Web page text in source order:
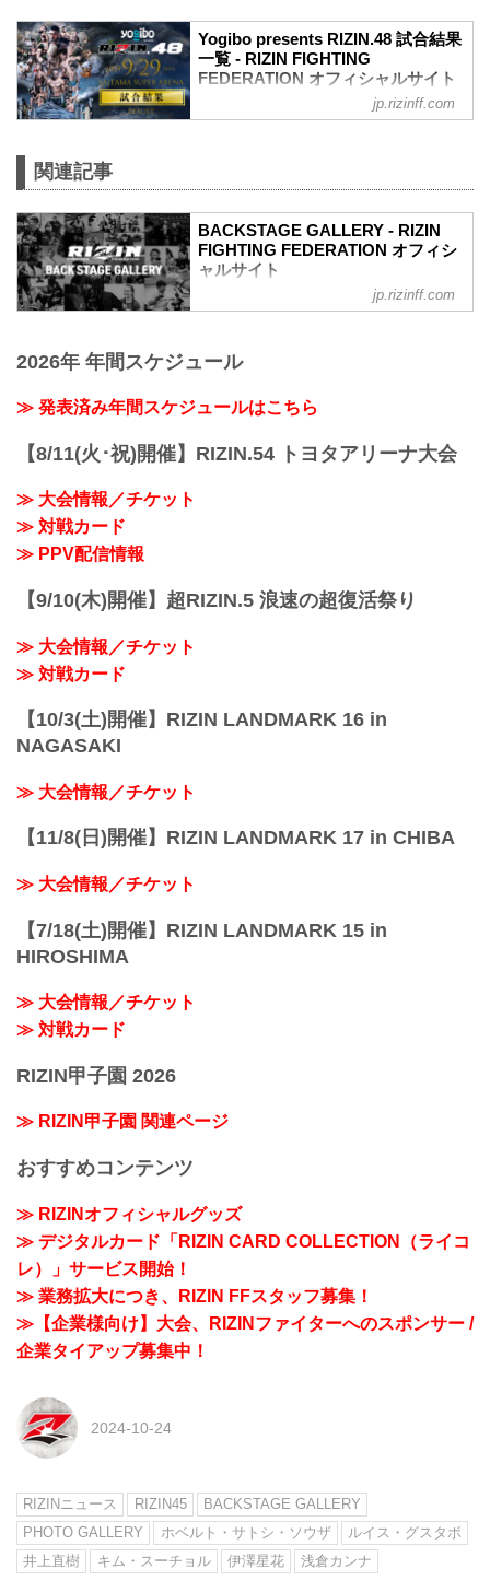
Yogibo presents RIZIN.48 試合結果
一覧 - RIZIN FIGHTING
FEDERATION オフィシャルサイト
第11試合／ホベルト・サトシ・ソウザ
（WIN）ホベルト・サトシ・ソウザ vs.
ルイス・グスタボ（LOSE）
1R 21秒 TKO（レフェリーストップ：グ
ラウンドパンチ）
≫ 試合結果詳細
第10試合／井上直樹 vs. キム・スーチョ
ル
RIZIN MMAルール：5分 3R（61.0kg）
（LOSE）
1R 3分5...
jp.rizinff.com
関連記事
BACKSTAGE GALLERY - RIZIN
FIGHTING FEDERATION オフィシ
ャルサイト
BACKSTAGE GALLERY の記事一覧 - 格
イジン ファイティング フェデレーショ
いきます。
jp.rizinff.com
2026年 年間スケジュール
≫ 発表済み年間スケジュールはこちら
【8/11(火･祝)開催】RIZIN.54 トヨタアリーナ大会
≫ 大会情報／チケット
≫ 対戦カード
≫ PPV配信情報
【9/10(木)開催】超RIZIN.5 浪速の超復活祭り
≫ 大会情報／チケット
≫ 対戦カード
【10/3(土)開催】RIZIN LANDMARK 16 in
NAGASAKI
≫ 大会情報／チケット
【11/8(日)開催】RIZIN LANDMARK 17 in CHIBA
≫ 大会情報／チケット
【7/18(土)開催】RIZIN LANDMARK 15 in
HIROSHIMA
≫ 大会情報／チケット
≫ 対戦カード
RIZIN甲子園 2026
≫ RIZIN甲子園 関連ページ
おすすめコンテンツ
≫ RIZINオフィシャルグッズ
≫ デジタルカード「RIZIN CARD COLLECTION（ライコ
レ）」サービス開始！
≫ 業務拡大につき、RIZIN FFスタッフ募集！
≫【企業様向け】大会、RIZINファイターへのスポンサー /
企業タイアップ募集中！
2024-10-24
RIZINニュース RIZIN45
BACKSTAGE GALLERY
PHOTO GALLERY
ホベルト・サトシ・ソウザ
ルイス・グスタボ
井上直樹
キム・スーチョル 伊澤星花 浅倉カンナ